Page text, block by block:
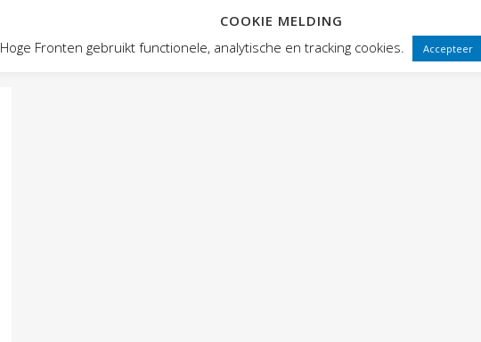
VOORSTELLINGEN PUBLIEKSWERKING
COOKIE MELDING
Hoge Fronten gebruikt functionele, analytische en tracking cookies.
Accepteer